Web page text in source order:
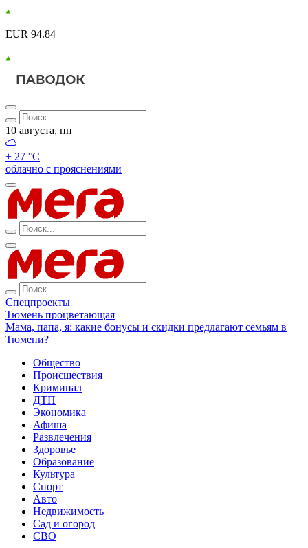
EUR 94.84
10 августа, пн
+ 27 °С
облачно с прояснениями
Спецпроекты
Тюмень процветающая
Мама, папа, я: какие бонусы и скидки предлагают семьям в
Тюмени?
Общество
Происшествия
Криминал
ДТП
Экономика
Афиша
Развлечения
Здоровье
Образование
Культура
Спорт
Авто
Недвижимость
Сад и огород
СВО